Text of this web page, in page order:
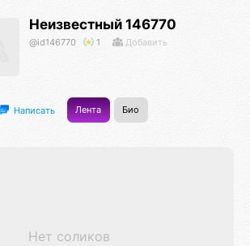
Неизвестный 146770
@id146770 1 Добавить
Написать Лента Био
Нет соликов